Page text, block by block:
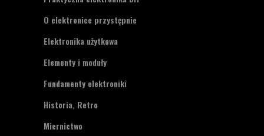
O elektronice przystępnie
Elektronika użytkowa
Elementy i moduły
Fundamenty elektroniki
Historia, Retro
Miernictwo